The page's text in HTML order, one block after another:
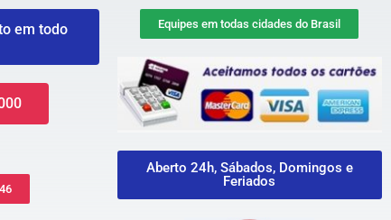
em todo
Equipes em todas cidades do Brasil
Aberto 24h, Sábados, Domingos e
Feriados